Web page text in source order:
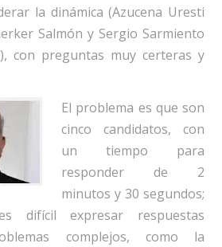
la dinámica (Azucena Uresti
Salmón y Sergio Sarmiento
con preguntas muy certeras y
El problema es que son
cinco candidatos, con
un tiempo para
responder de 2
minutos y 30 segundos;
difícil expresar respuestas
complejos, como la